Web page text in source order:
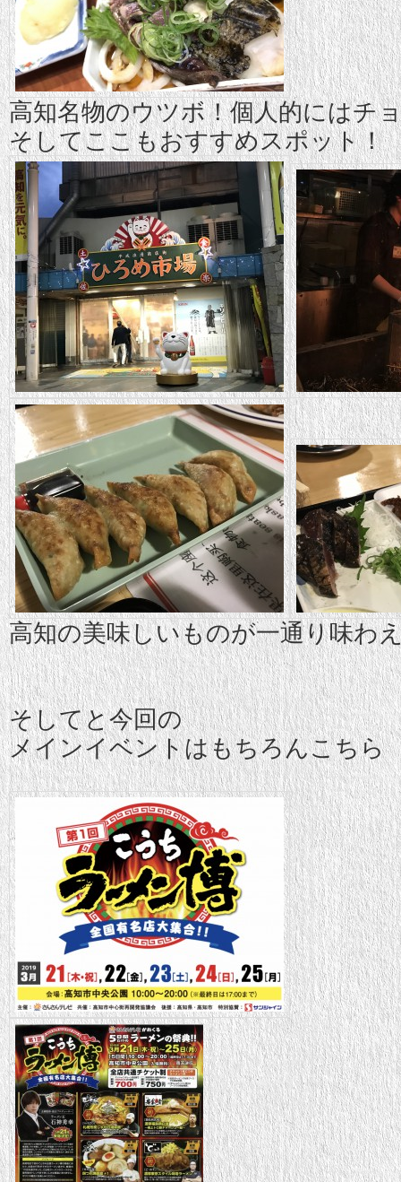
高知名物のウツボ！個人的にはチ
そしてここもおすすめスポット！
高知の美味しいものが一通り味わ
そしてと今回の
メインイベントはもちろんこちら